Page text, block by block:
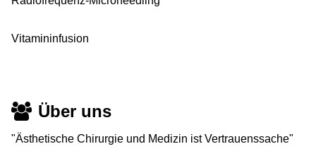
Vitamininfusion
Über uns
"Ästhetische Chirurgie und Medizin ist Vertrauenssache"